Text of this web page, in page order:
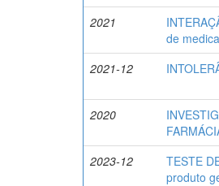
2021
de
2021-12
2020
2023-12
TESTE
produto